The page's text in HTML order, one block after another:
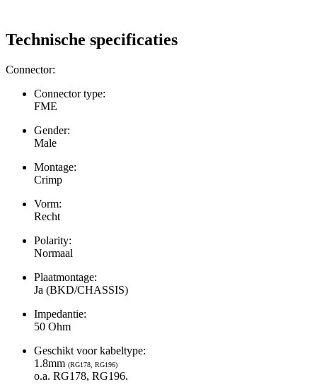
Technische specificaties
Connector:
Connector type:
FME
Gender:
Male
Montage:
Crimp
Vorm:
Recht
Polarity:
Normaal
Plaatmontage:
Ja (BKD/CHASSIS)
Impedantie:
50 Ohm
Geschikt voor kabeltype:
1.8mm (RG178, RG196)
o.a. RG178, RG196.